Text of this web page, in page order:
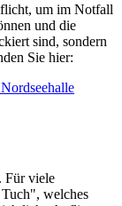
um im Notfall
und die
sind, sondern
Sie hier:
Für viele
welches